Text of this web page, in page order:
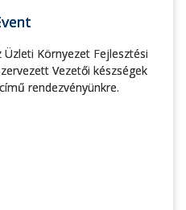
Környezet Fejlesztési
Vezetői készségek
rendezvényünkre.